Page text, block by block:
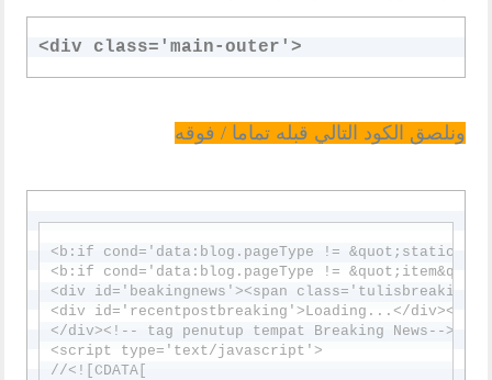
<div class='main-outer'>
ونلصق الكود التالي قبله تماما / فوقه
<b:if cond='data:blog.pageType !=
<b:if cond='data:blog.pageType !=
<div id='beakingnews'><span class='tulisbreaking'>أحدث الأخبار</span><!-- tag pembuka tempat Breaking News-->
<div id='recentpostbreaking'>Loading...</div><!--
</div><!-- tag penutup tempat Breaking News-->
<script type='text/javascript'>
//<![CDATA[